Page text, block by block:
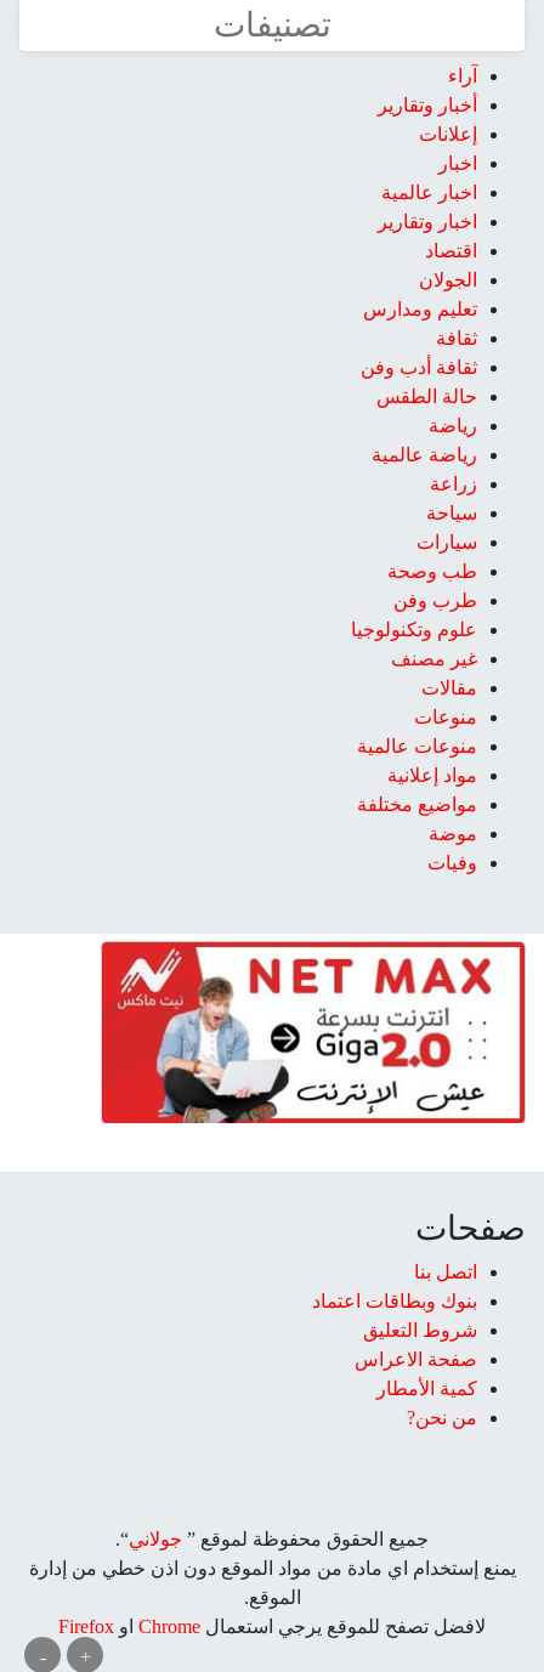
تصنيفات
آراء
أخبار وتقارير
إعلانات
اخبار
اخبار عالمية
اخبار وتقارير
اقتصاد
الجولان
تعليم ومدارس
ثقافة
ثقافة أدب وفن
حالة الطقس
رياضة
رياضة عالمية
زراعة
سياحة
سيارات
طب وصحة
طرب وفن
علوم وتكنولوجيا
غير مصنف
مقالات
منوعات
منوعات عالمية
مواد إعلانية
مواضيع مختلفة
موضة
وفيات
+
-
صفحات
اتصل بنا
بنوك وبطاقات اعتماد
شروط التعليق‎
صفحة الاعراس
كمية الأمطار
من نحن?
جميع الحقوق محفوظة لموقع ” جولاني“.
يمنع إستخدام اي مادة من مواد الموقع دون اذن خطي من إدارة
الموقع.
لافضل تصفح للموقع يرجي استعمال Chrome او Firefox